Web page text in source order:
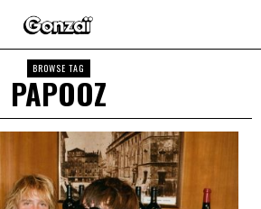
BROWSE TAG
PAPOOZ